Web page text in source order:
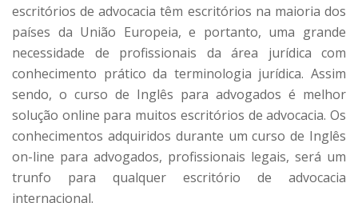
escritórios de advocacia têm escritórios na maioria dos
países da União Europeia, e portanto, uma grande
necessidade de profissionais da área jurídica com
conhecimento prático da terminologia jurídica. Assim
sendo, o curso de Inglês para advogados é melhor
solução online para muitos escritórios de advocacia. Os
conhecimentos adquiridos durante um curso de Inglês
on-line para advogados, profissionais legais, será um
trunfo para qualquer escritório de advocacia
internacional.